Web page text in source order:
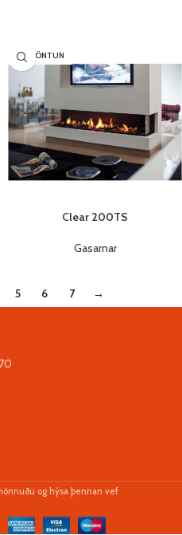
SÉRPÖNTUN
Clear 200TS
Gasarnar
5 6 7 →
hönnuðu og hýsa þennan vef